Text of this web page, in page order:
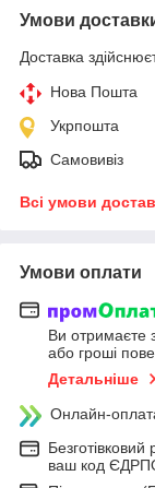
Умови
Доставка
Нова Пошта
Укрпошта
Самовивіз
Всі умови
Умови оплати
Ви отримаєте
або гроші
Детальніше
Онлайн-
ваш код